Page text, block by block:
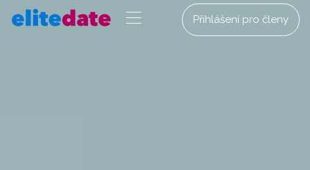
Přihlášení pro členy